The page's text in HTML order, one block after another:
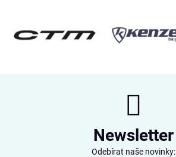
Newsletter
Odebírat naše novinky: